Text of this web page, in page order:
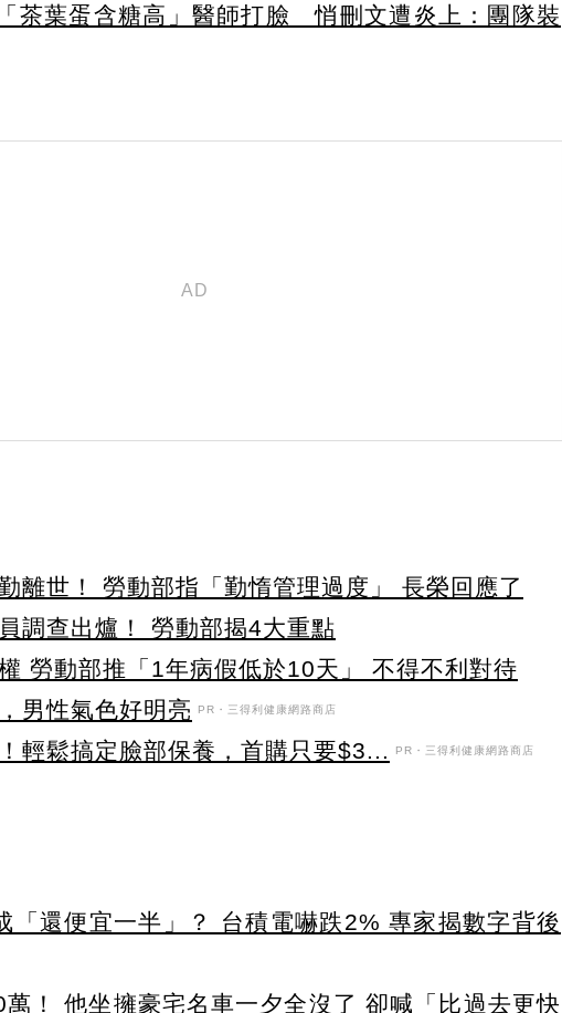
茶葉蛋含糖高」醫師打臉 悄刪文遭炎上：團隊裝
離世！ 勞動部指「勤惰管理過度」 長榮回應了
調查出爐！ 勞動部揭4大重點
勞動部推「1年病假低於10天」 不得不利對待
男性氣色好明亮
PR・三得利健康網路商店
輕鬆搞定臉部保養，首購只要$3... PR・三得利健康網路商店
「還便宜一半」？ 台積電嚇跌2% 專家揭數字背後
！ 他坐擁豪宅名車一夕全沒了 卻喊「比過去更快